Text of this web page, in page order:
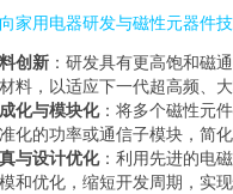
家用电器研发与磁性元器件
创新 ：研发具有更高饱和磁
料，以适应下一代超高频、大
化与模块化：将多个磁性元
化的功率或通信子模块，简
与设计优化：利用先进的电
和优化，缩短开发周期，实